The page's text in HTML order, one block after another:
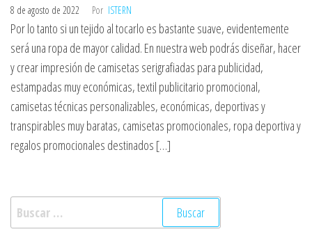
8 de agosto de 2022 Por ISTERN
Por lo tanto si un tejido al tocarlo es bastante suave, evidentemente
será una ropa de mayor calidad. En nuestra web podrás diseñar, hacer
y crear impresión de camisetas serigrafiadas para publicidad,
estampadas muy económicas, textil publicitario promocional,
camisetas técnicas personalizables, económicas, deportivas y
transpirables muy baratas, camisetas promocionales, ropa deportiva y
regalos promocionales destinados […]
Buscar: